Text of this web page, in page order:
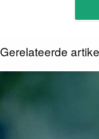
Gerelateerde